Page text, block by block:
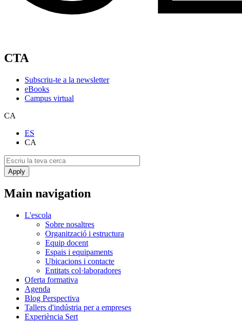
CTA
Subscriu-te a la newsletter
eBooks
Campus virtual
CA
ES
CA
Main navigation
L'escola
Sobre nosaltres
Organització i estructura
Equip docent
Espais i equipaments
Ubicacions i contacte
Entitats col·laboradores
Oferta formativa
Agenda
Blog Perspectiva
Tallers d'indústria per a empreses
Experiència Sert